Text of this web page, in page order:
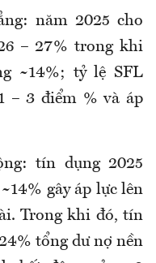
năm 2025 cho
– 27% trong khi
~14%; tỷ lệ SFL
– 3 điểm % và áp
tín dụng 2025
gây áp lực lên
Trong khi đó, tín
tổng dư nợ nền